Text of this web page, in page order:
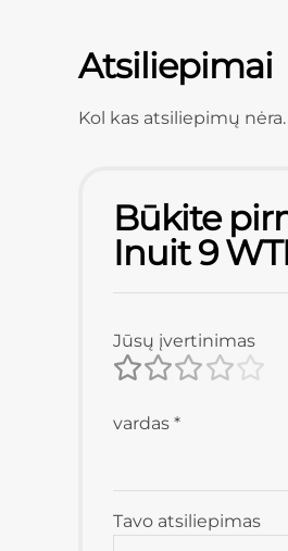
Atsiliepimai
Kol kas atsiliepimų nėra.
Būkite
Inuit 9
Jūsų įvertinimas
Tavo atsiliepimas
vardas *